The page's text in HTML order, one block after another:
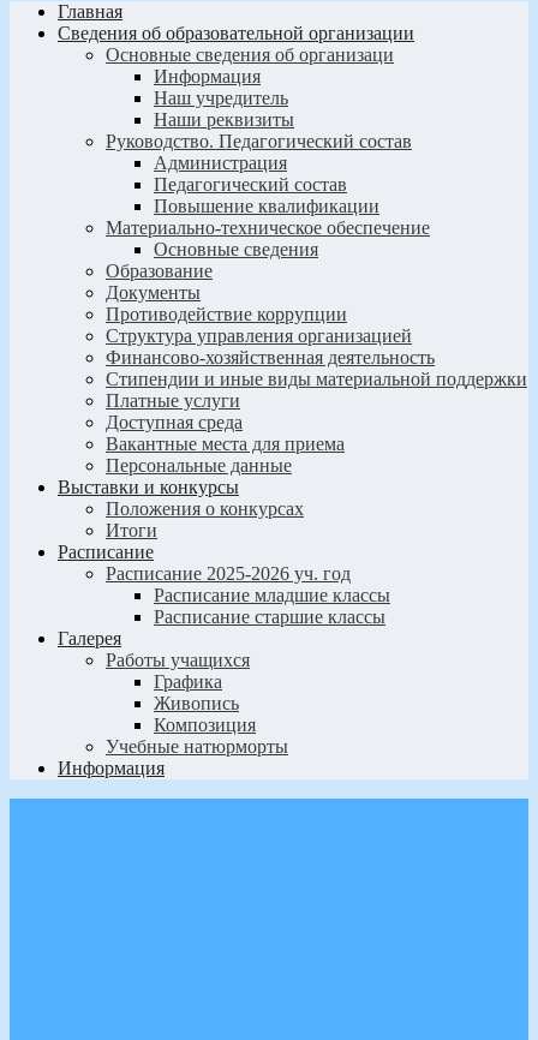
Главная
Сведения об образовательной организации
Основные сведения об организаци
Информация
Наш учредитель
Наши реквизиты
Руководство. Педагогический состав
Администрация
Педагогический состав
Повышение квалификации
Материально-техническое обеспечение
Основные сведения
Образование
Документы
Противодействие коррупции
Структура управления организацией
Финансово-хозяйственная деятельность
Стипендии и иные виды материальной поддержки
Платные услуги
Доступная среда
Вакантные места для приема
Персональные данные
Выставки и конкурсы
Положения о конкурсах
Итоги
Расписание
Расписание 2025-2026 уч. год
Расписание младшие классы
Расписание старшие классы
Галерея
Работы учащихся
Графика
Живопись
Композиция
Учебные натюрморты
Информация